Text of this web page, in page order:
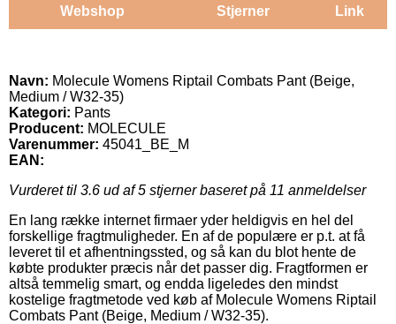
Webshop Stjerner Link
Navn: Molecule Womens Riptail Combats Pant (Beige,
Medium / W32-35)
Kategori: Pants
Producent: MOLECULE
Varenummer: 45041_BE_M
EAN:
Vurderet til 3.6 ud af 5 stjerner baseret på 11 anmeldelser
En lang række internet firmaer yder heldigvis en hel del
forskellige fragtmuligheder. En af de populære er p.t. at få
leveret til et afhentningssted, og så kan du blot hente de
købte produkter præcis når det passer dig. Fragtformen er
altså temmelig smart, og endda ligeledes den mindst
kostelige fragtmetode ved køb af Molecule Womens Riptail
Combats Pant (Beige, Medium / W32-35).